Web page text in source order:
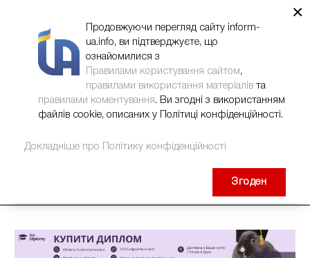
×
Продовжуючи перегляд сайту inform-
ua.info, ви підтверджуєте, що
ознайомилися з
Правилами користування сайтом,
правилами використання матеріалів та
правилами коментування. Ви згодні з використанням
файлів cookie, описаних у Політиці конфіденційності.
Докладніше про Політику конфіденційності
Згоден